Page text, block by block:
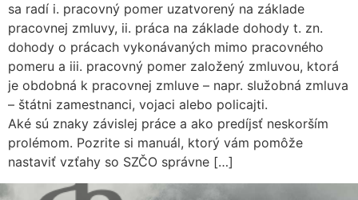
sa radí i. pracovný pomer uzatvorený na základe
pracovnej zmluvy, ii. práca na základe dohody t. zn.
dohody o prácach vykonávaných mimo pracovného
pomeru a iii. pracovný pomer založený zmluvou, ktorá
je obdobná k pracovnej zmluve – napr. služobná zmluva
– štátni zamestnanci, vojaci alebo policajti.
Aké sú znaky závislej práce a ako predíjsť neskorším
prolémom. Pozrite si manuál, ktorý vám pomôže
nastaviť vzťahy so SZČO správne […]